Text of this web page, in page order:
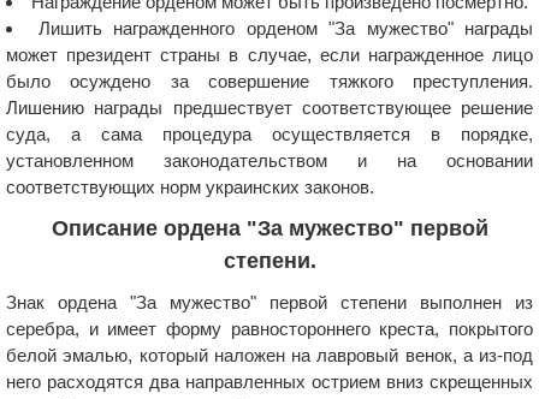
Лишить награжденного орденом "За мужество" награды
может президент страны в случае, если награжденное лицо
было осуждено за совершение тяжкого преступления.
Лишению награды предшествует соответствующее решение
суда, а сама процедура осуществляется в порядке,
установленном законодательством и на основании
соответствующих норм украинских законов.
Описание ордена "За мужество" первой
степени.
Знак ордена "За мужество" первой степени выполнен из
серебра, и имеет форму равностороннего креста, покрытого
белой эмалью, который наложен на лавровый венок, а из-под
него расходятся два направленных острием вниз скрещенных